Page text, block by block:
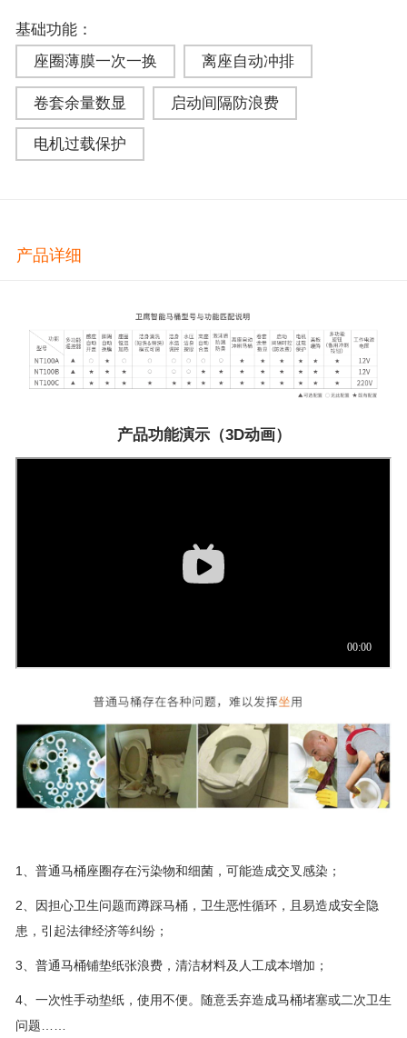
基础功能：
座圈薄膜一次一换
离座自动冲排
卷套余量数显 启动间隔防浪费
电机过载保护
产品详细
产品功能演示（3D动画）
1、普通马桶座圈存在污染物和细菌，可能造成交叉感染；
2、因担心卫生问题而蹲踩马桶，卫生恶性循环，且易造成安全隐
患，引起法律经济等纠纷；
3、普通马桶铺垫纸张浪费，清洁材料及人工成本增加；
4、一次性手动垫纸，使用不便。随意丢弃造成马桶堵塞或二次卫生
问题……